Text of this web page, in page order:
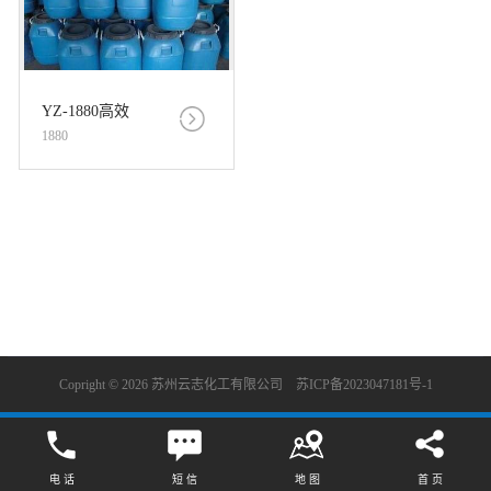
YZ-1880高效
增稠剂
1880
Copright © 2026 苏州云志化工有限公司 苏ICP备2023047181号-1
电 话 短 信 地 图 首 页